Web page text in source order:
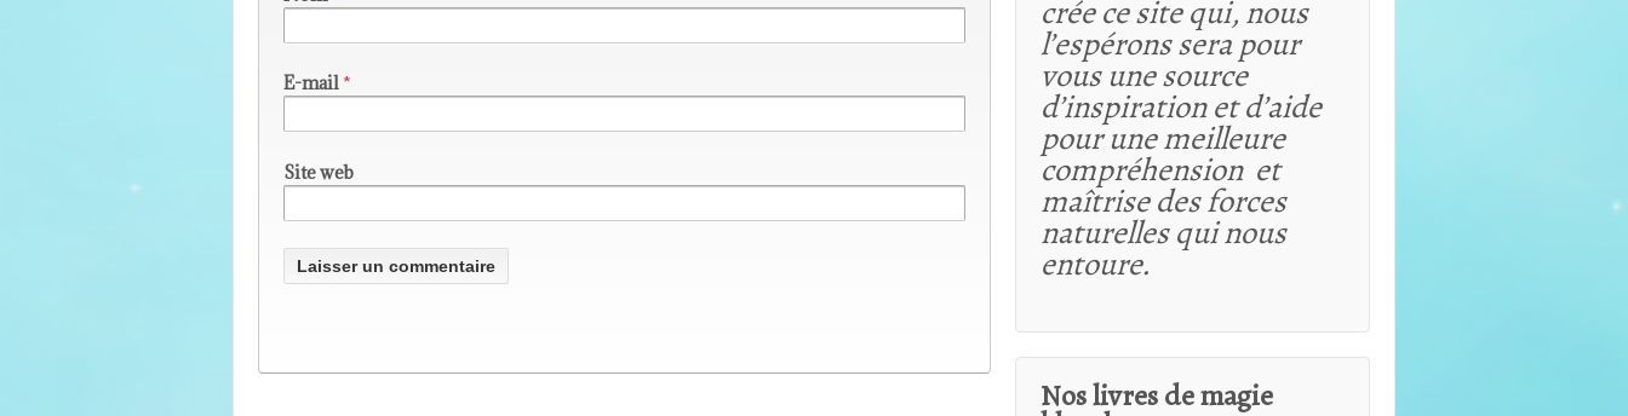
E-mail*
Site web
crée ce site qui, nous
l’espérons sera pour
vous une source
d’inspiration et d’aide
pour une meilleure
compréhension et
maîtrise des forces
naturelles qui nous
entoure.
Nos livres de magie